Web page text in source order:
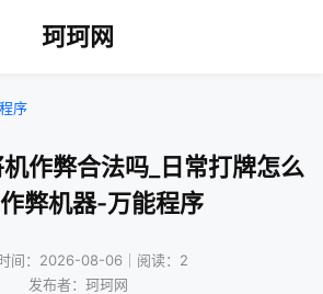
珂珂网
序
作弊合法吗_日常打牌怎么
弊机器-万能程序
间：2026-08-06｜阅读：2
发布者：珂珂网